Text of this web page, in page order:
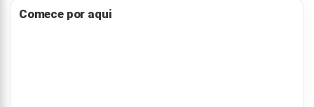
Comece por aqui